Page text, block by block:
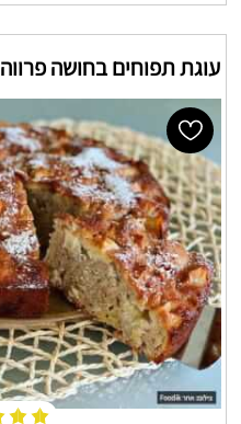
עוגת תפוחים בחושה פרווה